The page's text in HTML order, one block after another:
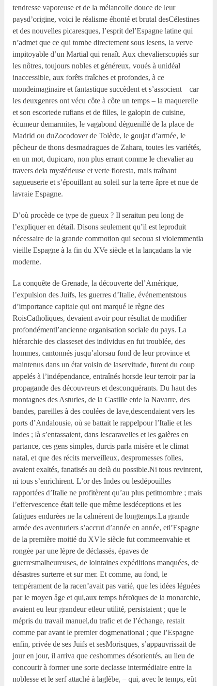
tendresse vaporeuse et de la mélancolie douce de leur
paysd’origine, voici le réalisme éhonté et brutal desCélestines
et des nouvelles picaresques, l’esprit del’Espagne latine qui
n’admet que ce qui tombe directement sous lesens, la verve
impitoyable d’un Martial qui renaît. Aux chevalierscopiés sur
les nôtres, toujours nobles et généreux, voués à unidéal
inaccessible, aux forêts fraîches et profondes, à ce
mondeimaginaire et fantastique succèdent et s’associent – car
les deuxgenres ont vécu côte à côte un temps – la maquerelle
et son escortede rufians et de filles, le galopin de cuisine,
écumeur demarmites, le vagabond déguenillé de la place de
Madrid ou duZocodover de Tolède, le goujat d’armée, le
pêcheur de thons desmadragues de Zahara, toutes les variétés,
en un mot, dupicaro, non plus errant comme le chevalier au
travers dela mystérieuse et verte floresta, mais traînant
sagueuserie et s’épouillant au soleil sur la terre âpre et nue de
lavraie Espagne.
D’où procède ce type de gueux ? Il seraitun peu long de
l’expliquer en détail. Disons seulement qu’il est leproduit
nécessaire de la grande commotion qui secoua si violemmentla
vieille Espagne à la fin du XVe siècle et la lançadans la vie
moderne.
La conquête de Grenade, la découverte del’Amérique,
l’expulsion des Juifs, les guerres d’Italie, événementstous
d’importance capitale qui ont marqué le règne des
RoisCatholiques, devaient avoir pour résultat de modifier
profondémentl’ancienne organisation sociale du pays. La
hiérarchie des classeset des individus en fut troublée, des
hommes, cantonnés jusqu’alorsau fond de leur province et
maintenus dans un état voisin de laservitude, furent du coup
appelés à l’indépendance, entraînés horsde leur terroir par la
propagande des découvreurs et desconquérants. Du haut des
montagnes des Asturies, de la Castille etde la Navarre, des
bandes, pareilles à des coulées de lave,descendaient vers les
ports d’Andalousie, où se battait le rappelpour l’Italie et les
Indes ; là s’entassaient, dans lescaravelles et les galères en
partance, ces gens simples, durcis parla misère et le climat
natal, et que des récits merveilleux, despromesses folles,
avaient exaltés, fanatisés au delà du possible.Ni tous revinrent,
ni tous s’enrichirent. L’or des Indes ou lesdépouilles
rapportées d’Italie ne profitèrent qu’au plus petitnombre ; mais
l’effervescence était telle que même lesdéceptions et les
fatigues endurées ne la calmèrent de longtemps.La grande
armée des aventuriers s’accrut d’année en année, etl’Espagne
de la première moitié du XVIe siècle fut commeenvahie et
rongée par une lèpre de déclassés, épaves de
guerresmalheureuses, de lointaines expéditions manquées, de
désastres surterre et sur mer. Et comme, au fond, le
tempérament de la racen’avait pas varié, que les idées léguées
par le moyen âge et qui,aux temps héroïques de la monarchie,
avaient eu leur grandeur etleur utilité, persistaient ; que le
mépris du travail manuel,du trafic et de l’échange, restait
comme par avant le premier dogmenational ; que l’Espagne
enfin, privée de ses Juifs et sesMorisques, s’appauvrissait de
jour en jour, il arriva que ceshommes désorientés, au lieu de
concourir à former une sorte declasse intermédiaire entre la
noblesse et le serf attaché à laglèbe, – qui, avec le temps, eût